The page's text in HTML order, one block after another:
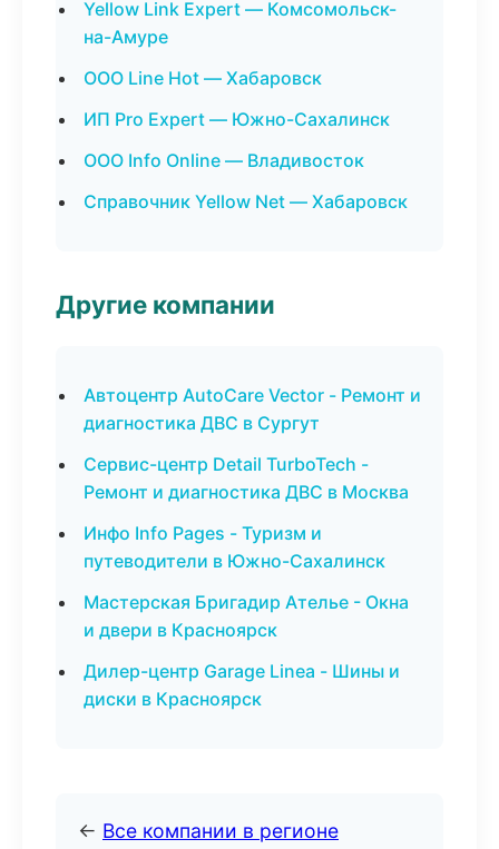
Yellow Link Expert — Комсомольск-
на-Амуре
ООО Line Hot — Хабаровск
ИП Pro Expert — Южно-Сахалинск
ООО Info Online — Владивосток
Справочник Yellow Net — Хабаровск
Другие компании
Автоцентр AutoCare Vector - Ремонт и
диагностика ДВС в Сургут
Сервис-центр Detail TurboTech -
Ремонт и диагностика ДВС в Москва
Инфо Info Pages - Туризм и
путеводители в Южно-Сахалинск
Мастерская Бригадир Ателье - Окна
и двери в Красноярск
Дилер-центр Garage Linea - Шины и
диски в Красноярск
← Все компании в регионе